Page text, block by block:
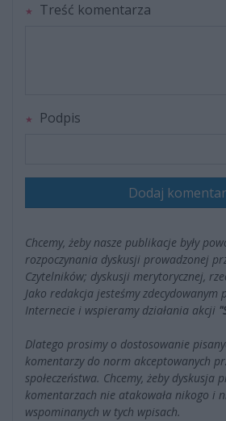
Treść komentarza
Podpis
Dodaj
Chcemy, żeby nasze publikacje były
rozpoczynania dyskusji prowadzonej
Czytelników; dyskusji merytorycznej,
Jako redakcja jesteśmy
Internecie i wspieramy działania akcji
Dlatego prosimy o dostosowanie
komentarzy do norm akceptowanych
społeczeństwa. Chcemy, żeby dyskusja
komentarzach nie atakowała nikogo i
wspominanych w tych wpisach.